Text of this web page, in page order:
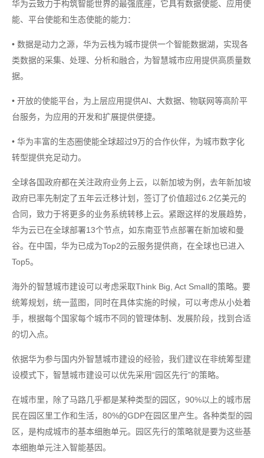
华为云致力于构筑智能世界的最强底座，它具有数据使能、应用使
能、平台使能和生态使能的能力：
• 数据是动力之源，华为云栈为城市提供一个智能数据湖，实现各
类数据的采集、处理、分析和融合，为智慧城市应用提供高质量数
据。
• 开放的使能平台，为上层应用提供AI、大数据、物联网等高阶平
台服务，为应用的开发和扩展提供便捷。
• 华为丰富的生态圈使能全球超过9万的合作伙伴，为城市数字化
转型提供充足动力。
全球各国政府都在关注政府业务上云，以新加坡为例，去年新加坡
政府已率先制定了五年云迁移计划，签订了价值超过6.2亿美元的
合同，致力于将更多的业务系统转移上云。紧跟这样的发展趋势，
华为云已在全球部署13个节点，如东南亚节点部署在新加坡和曼
谷。在中国，华为已成为Top2的云服务提供商，在全球也已进入
Top5。
海外的智慧城市建设可以考虑采取Think Big, Act Small的策略。要
统筹规划，统一蓝图，同时在具体实施的时候，可以考虑从小处着
手，根据每个国家每个城市不同的管理体制、发展阶段，找到合适
的切入点。
依据华为参与国内外智慧城市建设的经验，我们建议在非统筹型建
设模式下，智慧城市建设可以优先采用“园区先行”的策略。
在城市里，除了马路几乎都是某种类型的园区，90%以上的城市居
民在园区里工作和生活，80%的GDP在园区里产生。各种类型的园
区，是构成城市的基本细胞单元。园区先行的策略就是要为这些基
本细胞单元注入智能基因。